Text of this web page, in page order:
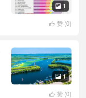
 1
 赞 (0)
 1
 赞 (0)